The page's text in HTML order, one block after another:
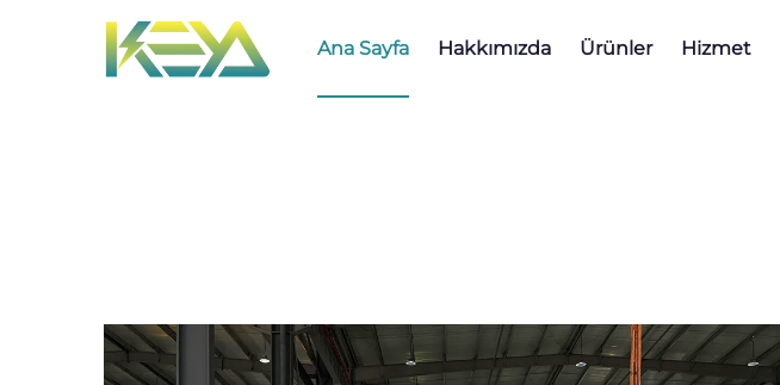
Ana Sayfa Hakkımızda Ürünler Hizmet